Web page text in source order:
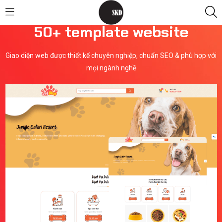
50+ template website
Giao diện web được thiết kế chuyên nghiệp, chuẩn SEO & phù hợp với
mọi ngành nghề